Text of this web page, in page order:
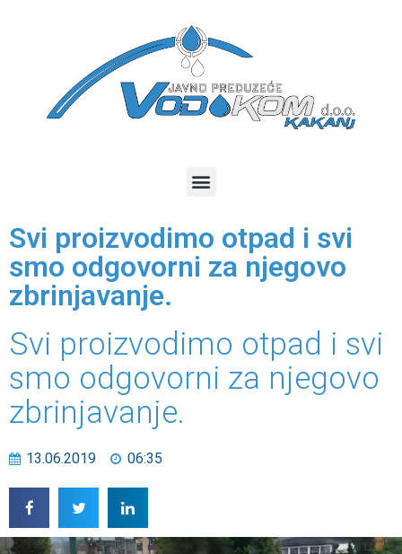
Svi proizvodimo otpad i svi
smo odgovorni za njegovo
zbrinjavanje.
Svi proizvodimo otpad i svi
smo odgovorni za njegovo
zbrinjavanje.
13.06.2019 06:35